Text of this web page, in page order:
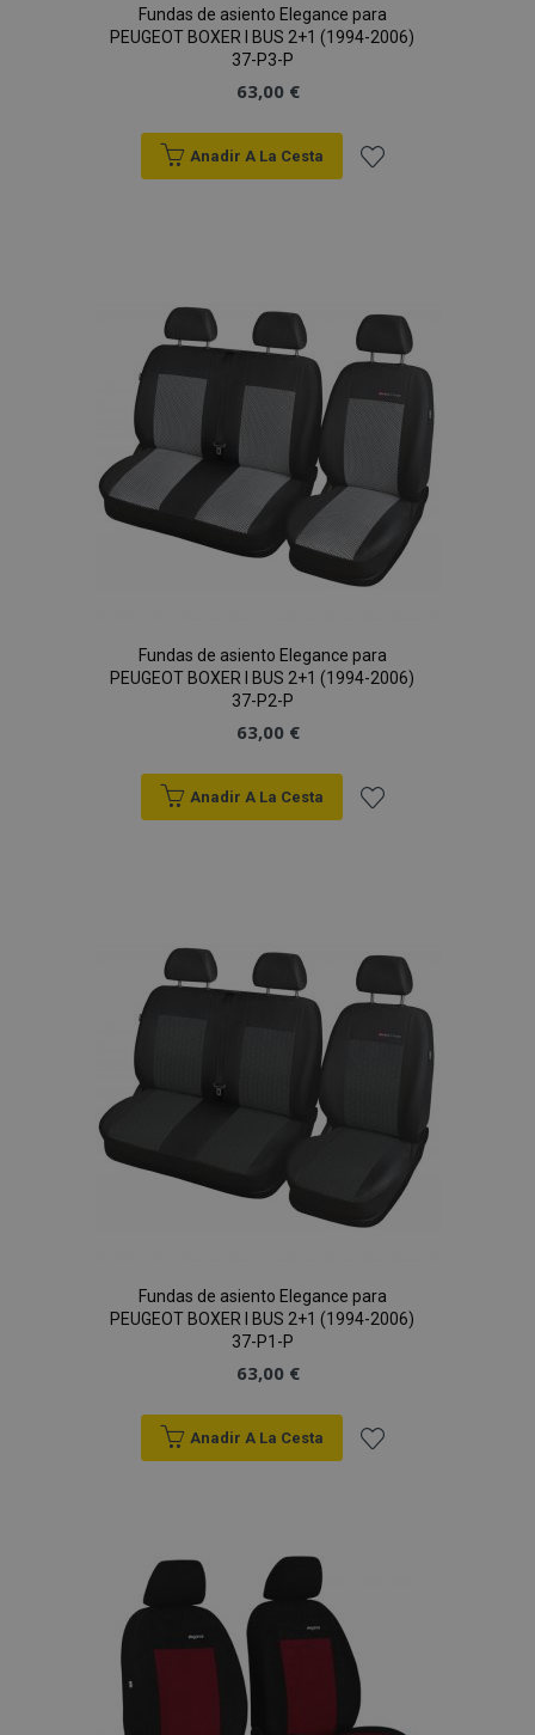
Fundas de asiento Elegance para
PEUGEOT BOXER I BUS 2+1 (1994-2006)
37-P3-P
63,00 €
Anadir A La Cesta
de
Deseos
Fundas de asiento Elegance para
PEUGEOT BOXER I BUS 2+1 (1994-2006)
37-P2-P
63,00 €
Anadir A La Cesta
de
Deseos
Fundas de asiento Elegance para
PEUGEOT BOXER I BUS 2+1 (1994-2006)
37-P1-P
63,00 €
Anadir A La Cesta
Deseos